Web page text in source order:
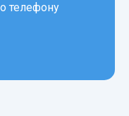
телефону